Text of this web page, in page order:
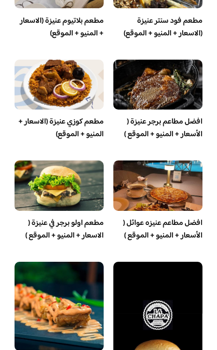
مطعم فود سنتر عنيزة
(الاسعار + المنيو + الموقع)
مطعم بلاتيوم عنيزة (الاسعار
+ المنيو + الموقع)
افضل مطاعم برجر عنيزة (
الأسعار + المنيو + الموقع )
مطعم كوزي عنيزة (الاسعار +
المنيو + الموقع)
افضل مطاعم عنيزه عوائل (
الأسعار + المنيو + الموقع )
مطعم اولو برجر في عنيزة (
الاسعار + المنيو + الموقع )